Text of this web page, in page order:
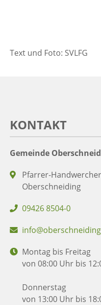
Text und Foto: SVLFG
KONTAKT
Gemeinde
Pfarrer-
Oberschneiding
09426 8504-0
Montag bis Freitag
von 08:00 Uhr bis
Donnerstag
von 13:00 Uhr bis